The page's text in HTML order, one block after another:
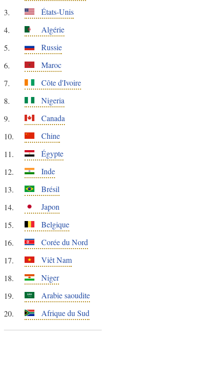
États-Unis
Algérie
Russie
Maroc
Côte d'Ivoire
Nigeria
Canada
Chine
Égypte
Inde
Brésil
Japon
Belgique
Corée du Nord
Viêt Nam
Niger
Arabie saoudite
Afrique du Sud